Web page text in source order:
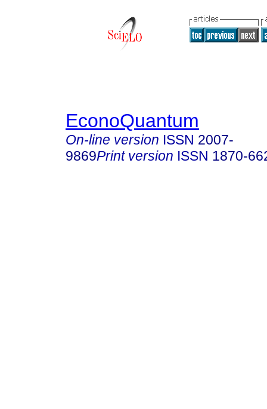
EconoQuantum
On-line version ISSN 2007-
9869Print version ISSN 1870-